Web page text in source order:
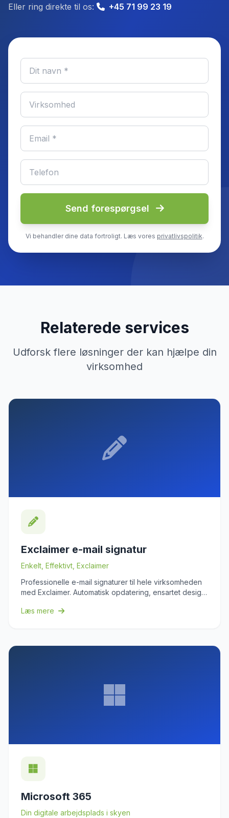
Eller ring direkte til os: +45 71 99 23 19
Send forespørgsel
Vi behandler dine data fortroligt. Læs vores privatlivspolitik.
Relaterede services
Udforsk flere løsninger der kan hjælpe din
virksomhed
Exclaimer e-mail signatur
Enkelt, Effektivt, Exclaimer
Professionelle e-mail signaturer til hele virksomheden
med Exclaimer. Automatisk opdatering, ensartet design
mail.
Læs mere
Microsoft 365
Din digitale arbejdsplads i skyen